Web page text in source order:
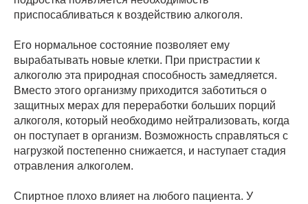
приспосабливаться к воздействию алкоголя.
Его нормальное состояние позволяет ему
вырабатывать новые клетки. При пристрастии к
алкоголю эта природная способность замедляется.
Вместо этого организму приходится заботиться о
защитных мерах для переработки больших порций
алкоголя, который необходимо нейтрализовать, когда
он поступает в организм. Возможность справляться с
нагрузкой постепенно снижается, и наступает стадия
отравления алкоголем.
Спиртное плохо влияет на любого пациента. У